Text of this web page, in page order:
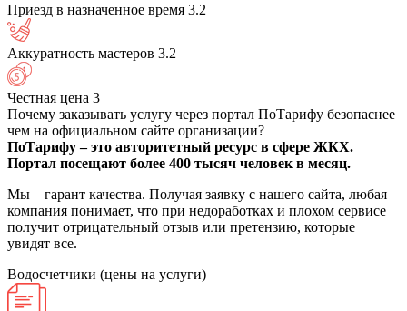
Приезд в назначенное время 3.2
Аккуратность мастеров 3.2
Честная цена 3
Почему заказывать услугу через портал ПоТарифу безопаснее
чем на официальном сайте организации?
ПоТарифу – это авторитетный ресурс в сфере ЖКХ.
Портал посещают более 400 тысяч человек в месяц.
Мы – гарант качества. Получая заявку с нашего сайта, любая
компания понимает, что при недоработках и плохом сервисе
получит отрицательный отзыв или претензию, которые
увидят все.
Водосчетчики (цены на услуги)